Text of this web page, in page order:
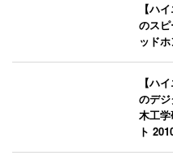
【ハ
のス
ッド
【ハ
のデ
木工
ト